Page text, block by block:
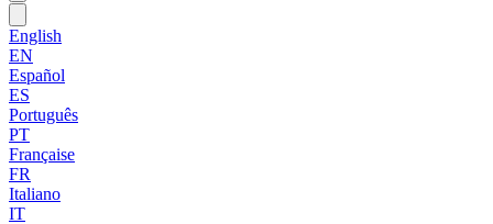
English
EN
Español
ES
Português
PT
Française
FR
Italiano
IT